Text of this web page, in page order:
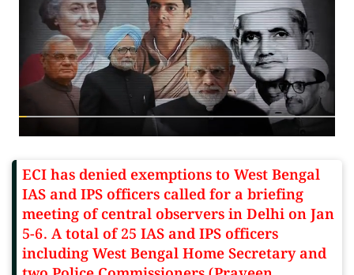
ECI has denied exemptions to West Bengal
IAS and IPS officers called for a briefing
meeting of central observers in Delhi on Jan
5-6. A total of 25 IAS and IPS officers
including West Bengal Home Secretary and